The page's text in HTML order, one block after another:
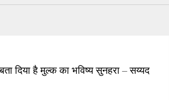
दिया है मुल्क का भविष्य सुनहरा – सय्यद